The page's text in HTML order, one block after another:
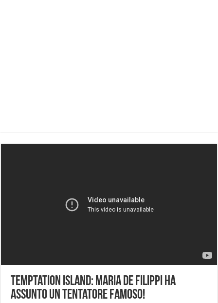
Temptation Island: Maria De Filippi ha
assunto un tentatore famoso!